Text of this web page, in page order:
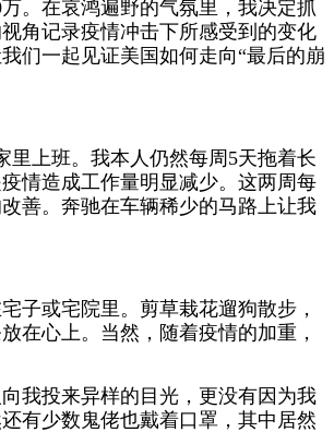
。在哀鸿遍野的气氛里，我决定抓
角记录疫情冲击下所感受到的变化
们一起见证美国如何走向“最后的崩
里上班。我本人仍然每周5天拖着长
情造成工作量明显减少。这两周每
善。奔驰在车辆稀少的马路上让我
子或宅院里。剪草栽花遛狗散步，
在心上。当然，随着疫情的加重，
我投来异样的目光，更没有因为我
有少数鬼佬也戴着口罩，其中居然